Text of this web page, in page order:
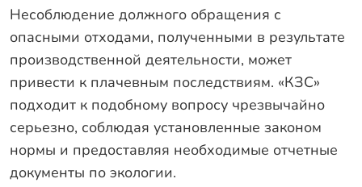
Контакты
Оплата
Отзывы
Гарантии
Программа лояльности
Несоблюдение должного обращения с
опасными отходами, полученными в результате
производственной деятельности, может
привести к плачевным последствиям. «КЗС»
подходит к подобному вопросу чрезвычайно
серьезно, соблюдая установленные законом
нормы и предоставляя необходимые отчетные
документы по экологии.